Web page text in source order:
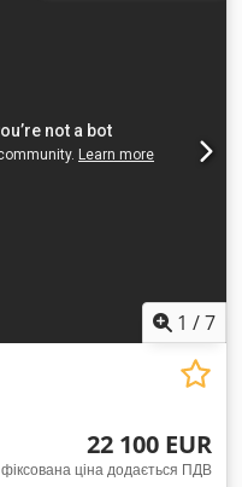
1 /7
22 100 EUR
фіксована ціна додається ПДВ